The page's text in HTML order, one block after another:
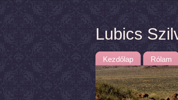
Lubics
Kezdőlap Rólam